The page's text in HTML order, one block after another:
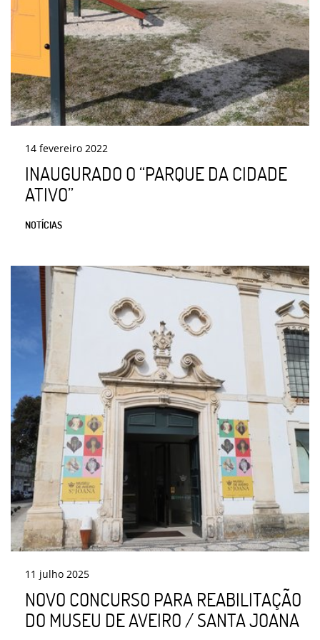
14 fevereiro 2022
INAUGURADO O “PARQUE DA CIDADE
ATIVO”
NOTÍCIAS
11 julho 2025
NOVO CONCURSO PARA REABILITAÇÃO
DO MUSEU DE AVEIRO / SANTA JOANA